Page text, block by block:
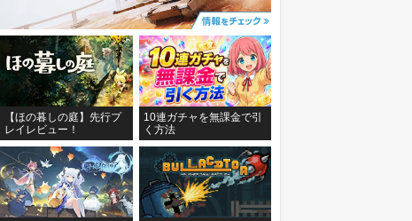
【ほの暮しの庭】先行プ
レイレビュー！
10連ガチャを無課金で引
く方法